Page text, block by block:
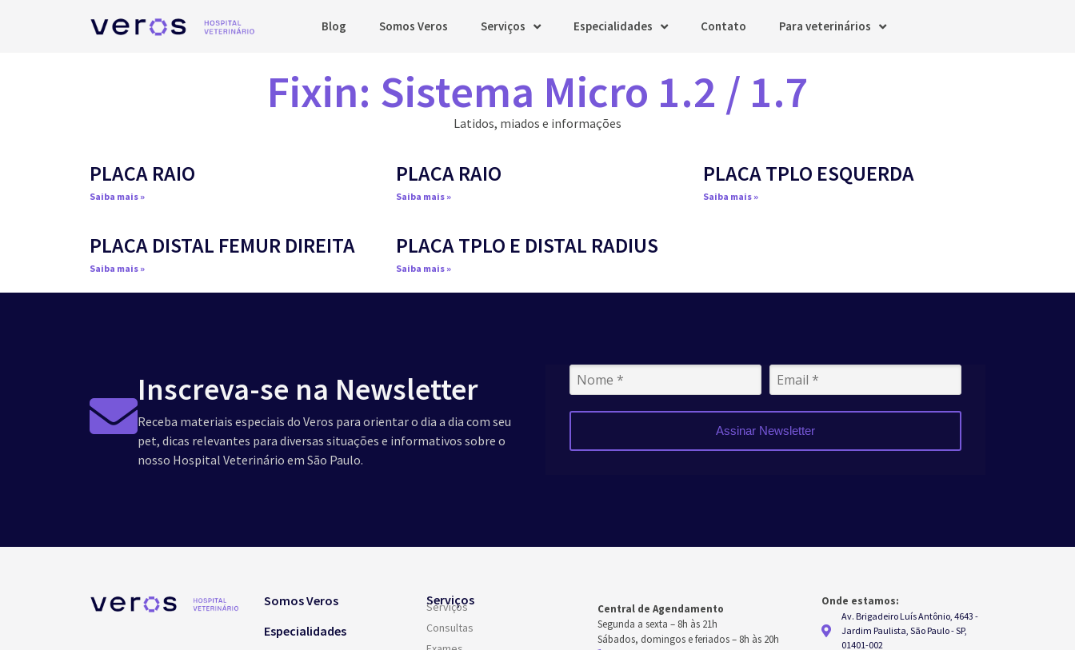
Blog Somos Veros Serviços Especialidades Contato Para veterinários
Fixin: Sistema Micro 1.2 / 1.7
Latidos, miados e informações
PLACA RAIO
Saiba mais »
PLACA RAIO
Saiba mais »
PLACA TPLO ESQUERDA
Saiba mais »
PLACA DISTAL FEMUR DIREITA
Saiba mais »
PLACA TPLO E DISTAL RADIUS
Saiba mais »
Inscreva-se na Newsletter
Receba materiais especiais do Veros para orientar o dia a dia com seu
pet, dicas relevantes para diversas situações e informativos sobre o
nosso Hospital Veterinário em São Paulo.
Assinar Newsletter
Somos Veros
Especialidades
Serviços
Serviços
Consultas
Central de Agendamento
Segunda a sexta – 8h às 21h
Sábados, domingos e feriados– 8h às 20h
Onde estamos:
Av. Brigadeiro Luís Antônio, 4643 -
Jardim Paulista, São Paulo - SP,
01401-002